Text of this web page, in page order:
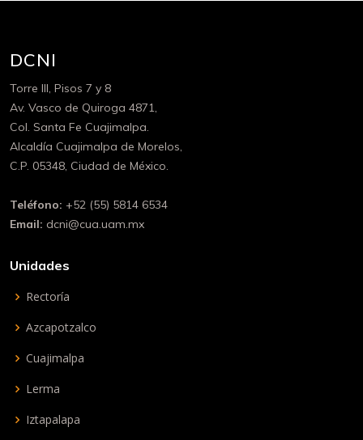
DCNI
Torre III, Pisos 7 y 8
Av. Vasco de Quiroga 4871,
Col. Santa Fe Cuajimalpa.
Alcaldía Cuajimalpa de Morelos,
C.P. 05348, Ciudad de México.
Teléfono: +52 (55) 5814 6534
Email: dcni@cua.uam.mx
Unidades
Rectoría
Azcapotzalco
Cuajimalpa
Lerma
Iztapalapa